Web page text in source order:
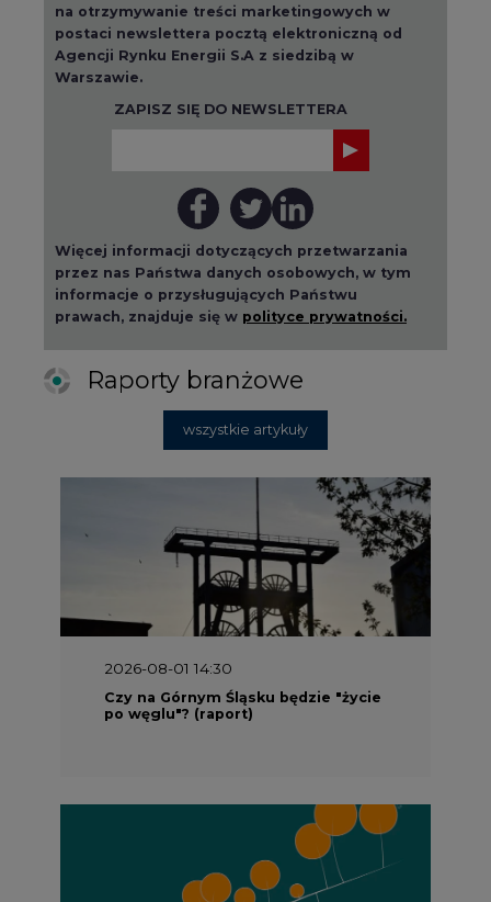
na otrzymywanie treści marketingowych w
postaci newslettera pocztą elektroniczną od
Agencji Rynku Energii S.A z siedzibą w
Warszawie.
ZAPISZ SIĘ DO NEWSLETTERA
Więcej informacji dotyczących przetwarzania
przez nas Państwa danych osobowych, w tym
informacje o przysługujących Państwu
prawach, znajduje się w polityce prywatności.
Raporty branżowe
wszystkie artykuły
2026-08-01 14:30
Czy na Górnym Śląsku będzie "życie
po węglu"? (raport)